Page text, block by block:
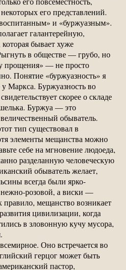
его представлений.
и «буржуазным».
галантерейную,
бывает хуже
в обществе — грубо, но
прощения» — не просто
Понятие «буржуазность» я
Маркса. Буржуазность во
скорее о складе
Буржуа — это
обыватель.
тип существовал в
элементы мещанства можно
себе на мгновение людоеда,
разделанную человеческую
обыватель желает,
всегда были ярко-
розовой, а виски —
мещанство возникает
цивилизации, когда
в зловонную кучу мусора,
Оно встречается во
герцог может быть
пастор,